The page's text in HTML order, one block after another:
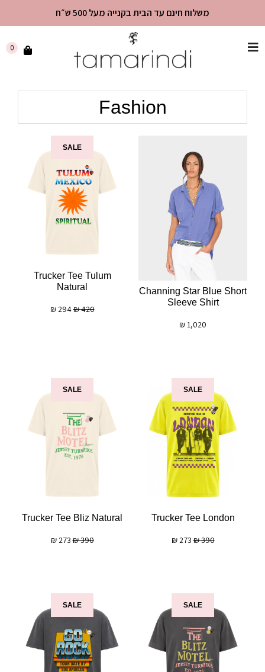
שִׂים
משלוח חינם עד הבית בקנייה מעל 500 ש״ח
0
Fashion
Channing Star Blue Short
Sleeve Shirt
1,020
₪
SALE
Trucker Tee Tulum
Natural
420
₪
294
₪
SALE
Trucker Tee London
390
₪
273
₪
SALE
Trucker Tee Bliz Natural
390
₪
273
₪
SALE
SALE